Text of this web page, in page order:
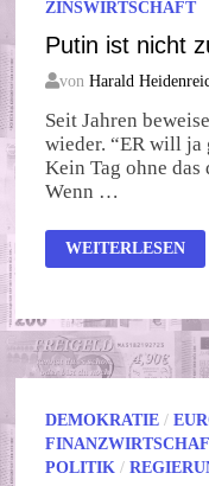
ZINSWIRTSCHAFT
Putin ist nicht
vonHarald
Seit Jahren
wieder. “ER will ja
Kein Tag ohne
Wenn …
PUTIN
IST
WEITERLESEN
DEMOKRATIE /
POLITIK /